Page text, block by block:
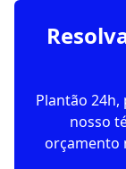
Plantão 24h,
nosso
orçamento